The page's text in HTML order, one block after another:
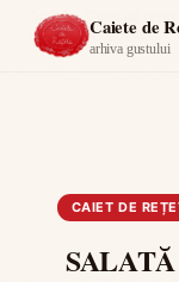
Caiete de
arhiva gustului
Acasă ›
DE… SALATĂ VERDE
CAIET DE